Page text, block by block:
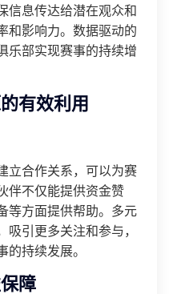
信息传达给潜在观众和
和影响力。数据驱动的
乐部实现赛事的持续增
有效利用
立合作关系，可以为赛
伴不仅能提供资金赞
等方面提供帮助。多元
引更多关注和参与，
的持续发展。
障